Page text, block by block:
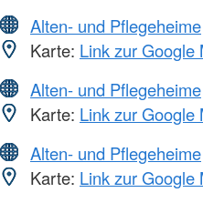
Alten- und Pflegeheime
Karte: Link zur Google
Alten- und Pflegeheime
Karte: Link zur Google
Alten- und Pflegeheime
Karte: Link zur Google